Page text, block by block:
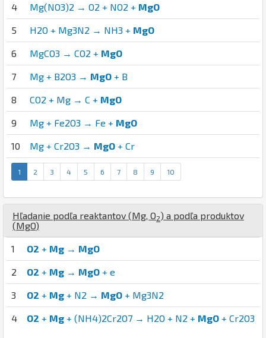
4 Mg(NO3)2 → O2 + NO2 + MgO
5 H2O + Mg3N2 → NH3 + MgO
6 MgCO3 → CO2 + MgO
7 Mg + B2O3 → MgO + B
8 CO2 + Mg → C + MgO
9 Mg + Fe2O3 → Fe + MgO
10 Mg + Cr2O3 → MgO + Cr
1 2 3 4 5 6 7 8 9 10
Hľadanie podľa reaktantov (Mg O2) a podľa produktov
(MgO)
1 O2 + Mg → MgO
2 O2 + Mg → MgO + e
3 O2 + Mg + N2 → MgO + Mg3N2
4 O2 + Mg + (NH4)2Cr2O7 → H2O + N2 + MgO + Cr2O3